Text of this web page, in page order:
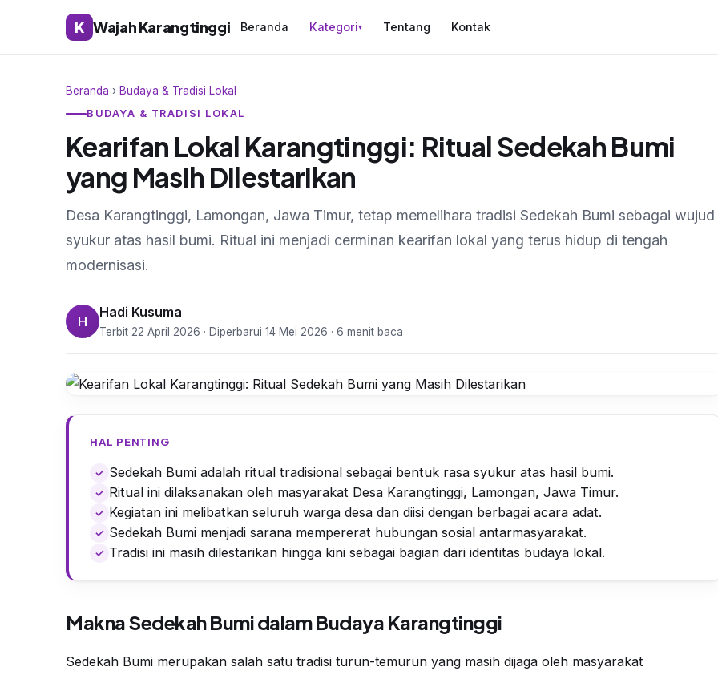
K Wajah Karangtinggi Beranda Kategori▾ Tentang Kontak
Beranda › Budaya & Tradisi Lokal
BUDAYA & TRADISI LOKAL
Kearifan Lokal Karangtinggi: Ritual Sedekah Bumi
yang Masih Dilestarikan
Desa Karangtinggi, Lamongan, Jawa Timur, tetap memelihara tradisi Sedekah Bumi sebagai wujud
syukur atas hasil bumi. Ritual ini menjadi cerminan kearifan lokal yang terus hidup di tengah
modernisasi.
H
Hadi Kusuma
Terbit 22 April 2026 · Diperbarui 14 Mei 2026 · 6 menit baca
HAL PENTING
Sedekah Bumi adalah ritual tradisional sebagai bentuk rasa syukur atas hasil bumi.
Ritual ini dilaksanakan oleh masyarakat Desa Karangtinggi, Lamongan, Jawa Timur.
Kegiatan ini melibatkan seluruh warga desa dan diisi dengan berbagai acara adat.
Sedekah Bumi menjadi sarana mempererat hubungan sosial antarmasyarakat.
Tradisi ini masih dilestarikan hingga kini sebagai bagian dari identitas budaya lokal.
Makna Sedekah Bumi dalam Budaya Karangtinggi
Sedekah Bumi merupakan salah satu tradisi turun-temurun yang masih dijaga oleh masyarakat